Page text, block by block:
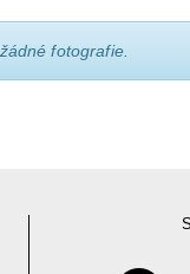
fotografie.